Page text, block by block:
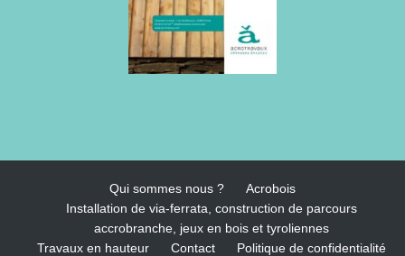
Qui sommes nous ?
Acrobois
Installation de via-ferrata, construction de parcours
accrobranche, jeux en bois et tyroliennes
Travaux en hauteur
Contact Politique de confidentialité